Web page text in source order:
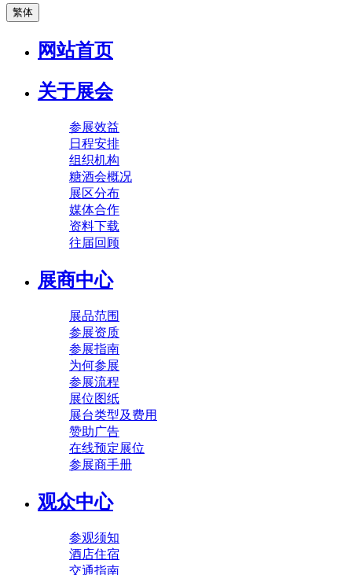
繁体
网站首页
关于展会
参展效益
日程安排
组织机构
糖酒会概况
展区分布
媒体合作
资料下载
往届回顾
展商中心
展品范围
参展资质
参展指南
为何参展
参展流程
展位图纸
展台类型及费用
赞助广告
在线预定展位
参展商手册
观众中心
参观须知
酒店住宿
交通指南